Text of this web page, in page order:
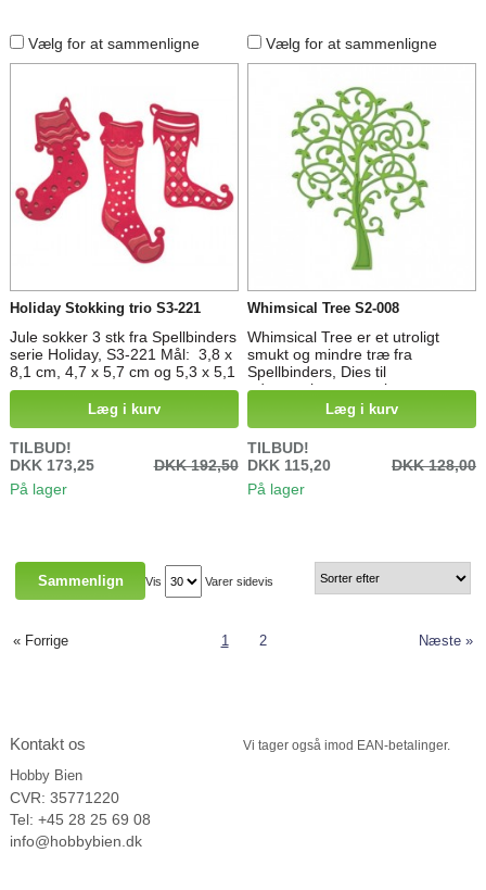
Vælg for at sammenligne
Holiday Stokking trio S3-221
Jule sokker 3 stk fra Spellbinders
serie Holiday, S3-221 Mål: 3,8 x
8,1 cm, 4,7 x 5,7 cm og 5,3 x 5,1
cm
Læg i kurv
TILBUD!
DKK 173,25
DKK 192,50
På lager
Vælg for at sammenligne
Whimsical Tree S2-008
Whimsical Tree er et utroligt
smukt og mindre træ fra
Spellbinders, Dies til
udstansning, prægning og som
stensil. Bruges i stansemaskiner
fx. Grand Calibur maskinen fra
Spellbinders. Mål: 6 cm x 8 cm
Læg i kurv
TILBUD!
DKK 115,20
DKK 128,00
På lager
Vis Varer sidevis
« Forrige 1 2 Næste »
Kontakt os
Hobby Bien
CVR: 35771220
Tel: +45 28 25 69 08
info@hobbybien.dk
Vi tager også imod EAN-betalinger.